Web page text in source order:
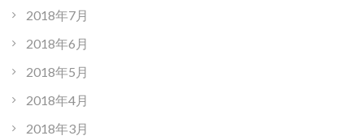
2018年7月
2018年6月
2018年5月
2018年4月
2018年3月